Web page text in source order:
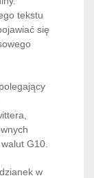
tekstu
się
G10.
w